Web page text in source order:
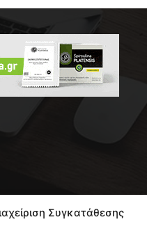
Συγκατάθεσης
της συντακτικής ομάδας του
με έδρα την Παλλήνη.